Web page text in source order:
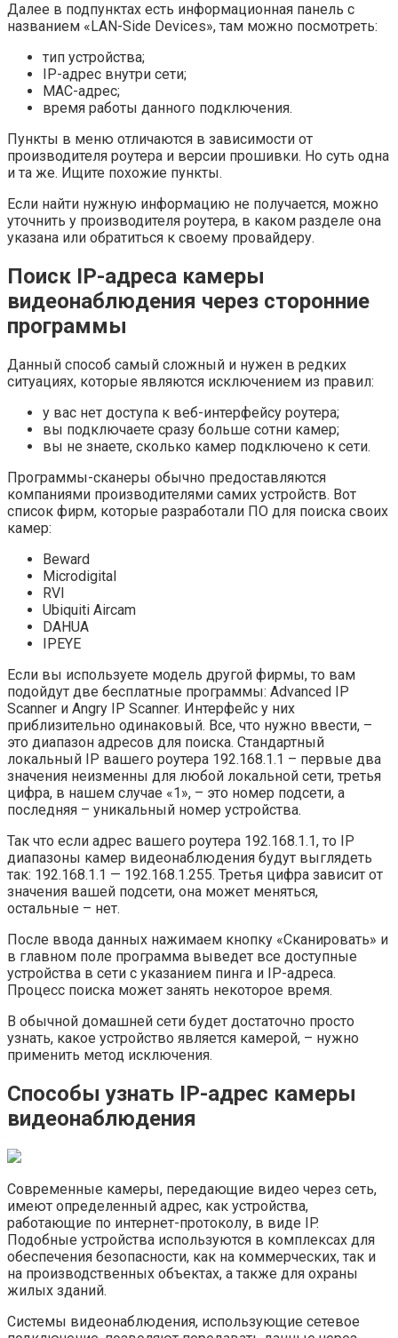
Далее в подпунктах есть информационная панель с
названием «LAN-Side Devices», там можно посмотреть:
тип устройства;
IP-адрес внутри сети;
MAC-адрес;
время работы данного подключения.
Пункты в меню отличаются в зависимости от
производителя роутера и версии прошивки. Но суть одна
и та же. Ищите похожие пункты.
Если найти нужную информацию не получается, можно
уточнить у производителя роутера, в каком разделе она
указана или обратиться к своему провайдеру.
Поиск IP-адреса камеры
видеонаблюдения через сторонние
программы
Данный способ самый сложный и нужен в редких
ситуациях, которые являются исключением из правил:
у вас нет доступа к веб-интерфейсу роутера;
вы подключаете сразу больше сотни камер;
вы не знаете, сколько камер подключено к сети.
Программы-сканеры обычно предоставляются
компаниями производителями самих устройств. Вот
список фирм, которые разработали ПО для поиска своих
камер:
Beward
Microdigital
RVI
Ubiquiti Aircam
DAHUA
IPEYE
Если вы используете модель другой фирмы, то вам
подойдут две бесплатные программы: Advanced IP
Scanner и Angry IP Scanner. Интерфейс у них
приблизительно одинаковый. Все, что нужно ввести, –
это диапазон адресов для поиска. Стандартный
локальный IP вашего роутера 192.168.1.1 – первые два
значения неизменны для любой локальной сети, третья
цифра, в нашем случае «1», – это номер подсети, а
последняя – уникальный номер устройства.
Так что если адрес вашего роутера 192.168.1.1, то IP
диапазоны камер видеонаблюдения будут выглядеть
так: 192.168.1.1 — 192.168.1.255. Третья цифра зависит от
значения вашей подсети, она может меняться,
остальные – нет.
После ввода данных нажимаем кнопку «Сканировать» и
в главном поле программа выведет все доступные
устройства в сети с указанием пинга и IP-адреса.
Процесс поиска может занять некоторое время.
В обычной домашней сети будет достаточно просто
узнать, какое устройство является камерой, – нужно
применить метод исключения.
Способы узнать IP-адрес камеры
видеонаблюдения
Современные камеры, передающие видео через сеть,
имеют определенный адрес, как устройства,
работающие по интернет-протоколу, в виде IP.
Подобные устройства используются в комплексах для
обеспечения безопасности, как на коммерческих, так и
на производственных объектах, а также для охраны
жилых зданий.
Системы видеонаблюдения, использующие сетевое